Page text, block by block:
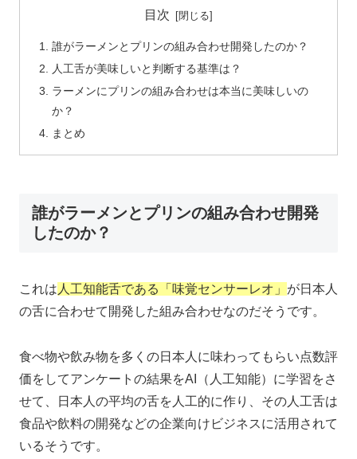
目次
誰がラーメンとプリンの組み合わせ開発したのか？
人工舌が美味しいと判断する基準は？
ラーメンにプリンの組み合わせは本当に美味しいの
か？
まとめ
誰がラーメンとプリンの組み合わせ開発
したのか？
これは 人工知能舌である「味覚センサーレオ」 が日本人
の舌に合わせて開発した組み合わせなのだそうです。
食べ物や飲み物を多くの日本人に味わってもらい点数評
価をしてアンケートの結果をAI（人工知能）に学習をさ
せて、日本人の平均の舌を人工的に作り、その人工舌は
食品や飲料の開発などの企業向けビジネスに活用されて
いるそうです。